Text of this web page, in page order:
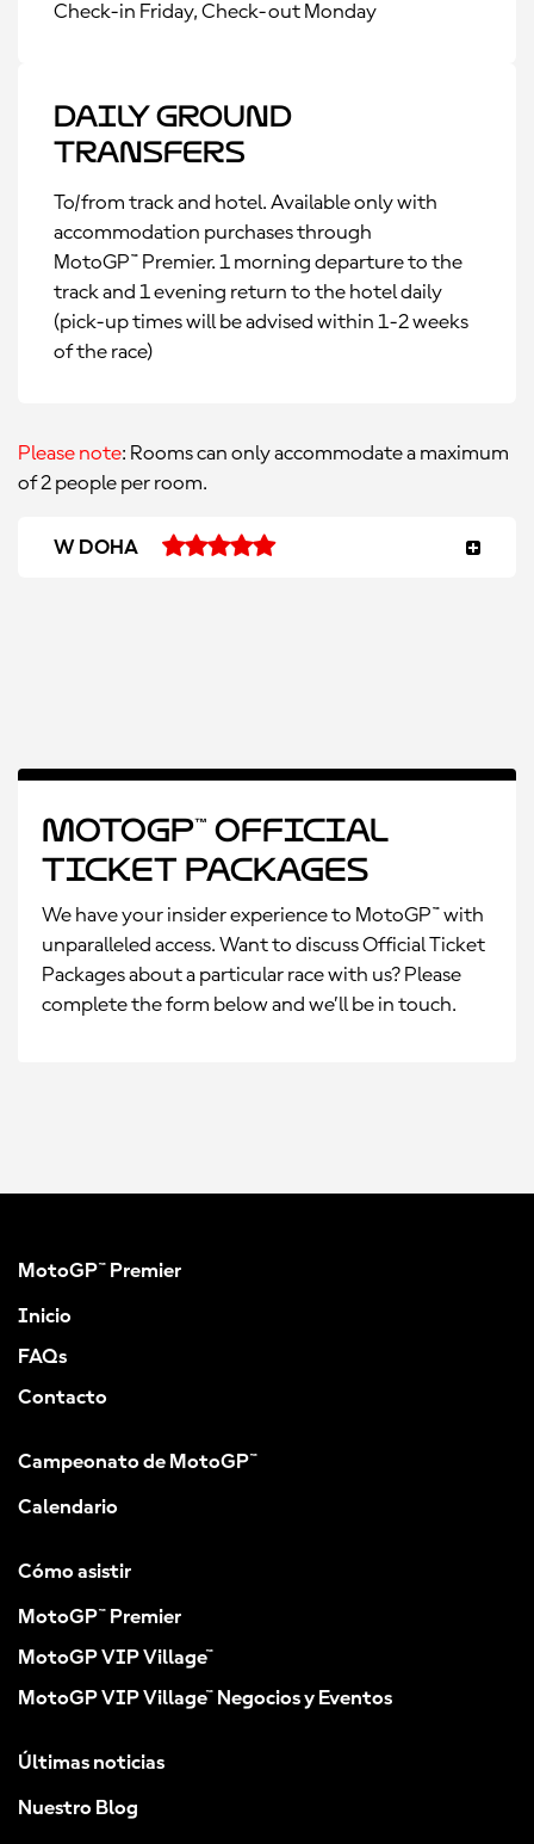
Check-in Friday, Check-out Monday
Daily Ground
Transfers
To/from track and hotel. Available only with
accommodation purchases through
MotoGP™ Premier. 1 morning departure to the
track and 1 evening return to the hotel daily
(pick-up times will be advised within 1-2 weeks
of the race)
Please note: Rooms can only accommodate a maximum
of 2 people per room.
W DOHA
MotoGP™ Official
Ticket Packages
We have your insider experience to MotoGP™ with
unparalleled access. Want to discuss Official Ticket
Packages about a particular race with us? Please
complete the form below and we’ll be in touch.
MotoGP™ Premier
Inicio
FAQs
Contacto
Campeonato de MotoGP™
Calendario
Cómo asistir
MotoGP™ Premier
MotoGP VIP Village™
MotoGP VIP Village™ Negocios y Eventos
Últimas noticias
Nuestro Blog